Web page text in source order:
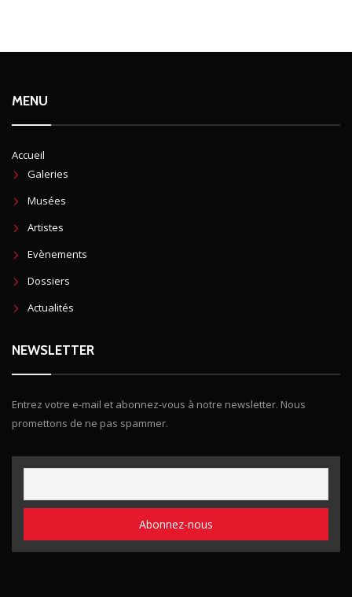
MENU
Accueil
Galeries
Musées
Artistes
Evènements
Dossiers
Actualités
NEWSLETTER
Entrez votre e-mail et abonnez-vous à notre newsletter. Nous
promettons de ne pas spammer.